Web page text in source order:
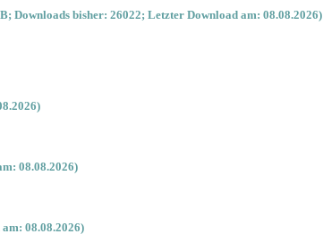
Downloads bisher: 26022; Letzter Download am: 08.08.2026)
08.08.2026)
08.08.2026)